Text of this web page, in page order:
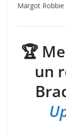
Margot Robbie
🏆
un